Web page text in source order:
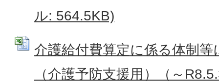
ル: 564.5KB)
介護給付費算定に係る体制等
（介護予防支援用）（～